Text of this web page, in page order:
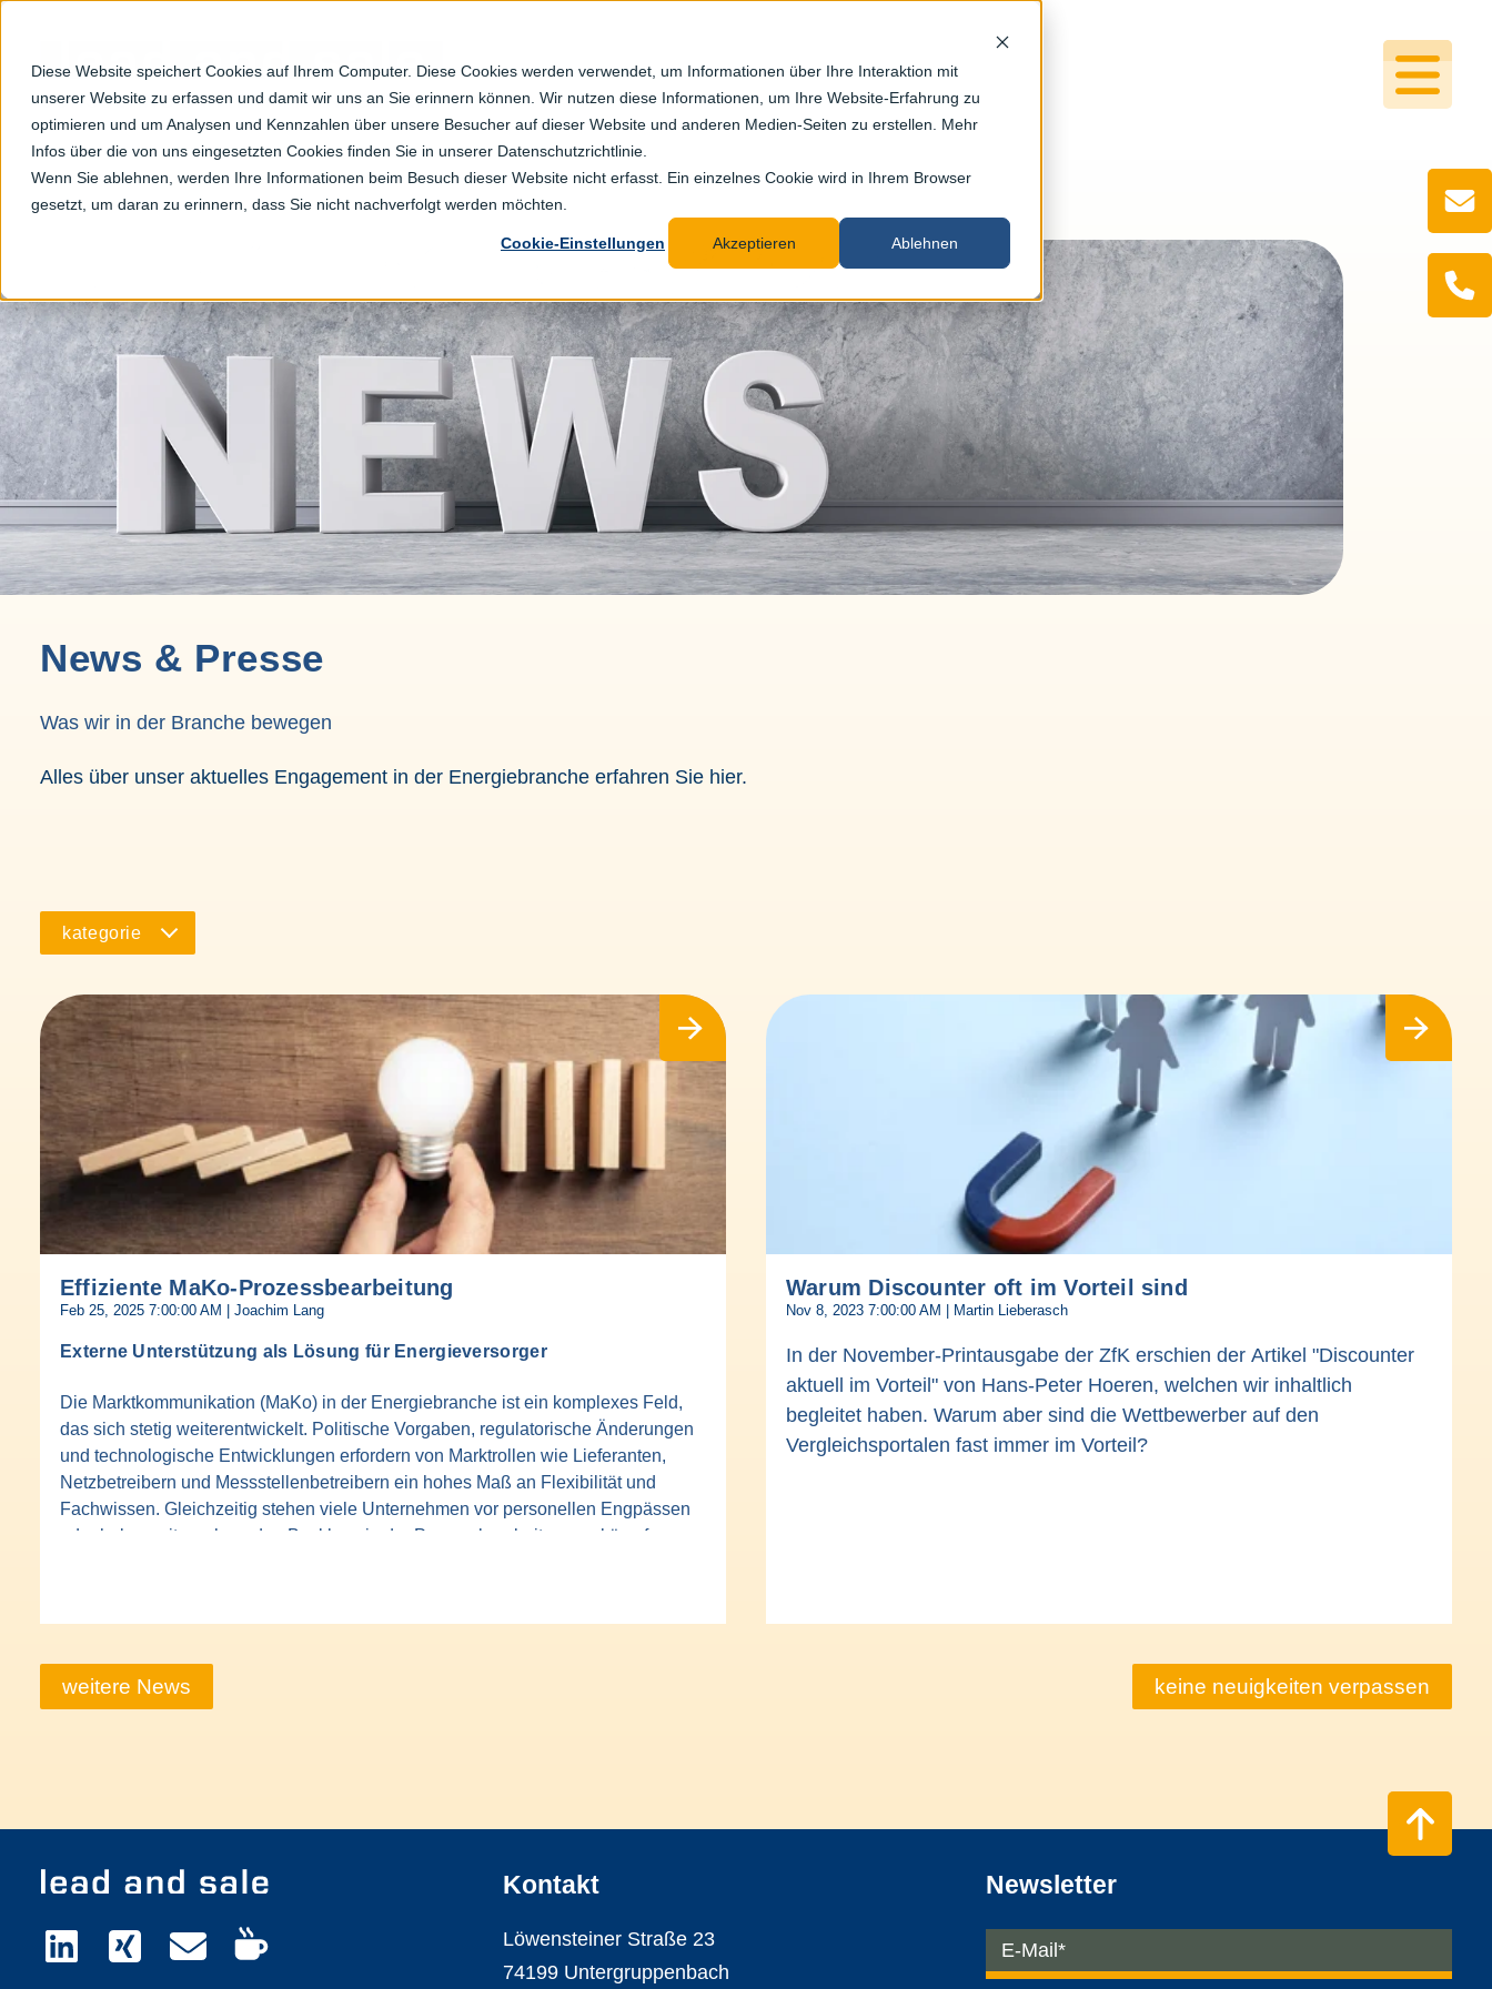
Diese Website speichert Cookies auf Ihrem Computer. Diese Cookies werden verwendet, um Informationen über Ihre Interaktion mit
unserer Website zu erfassen und damit wir uns an Sie erinnern können. Wir nutzen diese Informationen, um Ihre Website-Erfahrung zu
optimieren und um Analysen und Kennzahlen über unsere Besucher auf dieser Website und anderen Medien-Seiten zu erstellen. Mehr
Infos über die von uns eingesetzten Cookies finden Sie in unserer Datenschutzrichtlinie.
Wenn Sie ablehnen, werden Ihre Informationen beim Besuch dieser Website nicht erfasst. Ein einzelnes Cookie wird in Ihrem Browser
gesetzt, um daran zu erinnern, dass Sie nicht nachverfolgt werden möchten.
Cookie-Einstellungen Akzeptieren Ablehnen
Jetzt Newsletter abonnieren…
…und immer auf dem Laufenden bleiben!
Erhalten Sie jeden Monat interessante News aus der
Energiebranche und zu aktuellen Projekten, die auch Sie
interessieren werden.
News & Presse
Was wir in der Branche bewegen
Alles über unser aktuelles Engagement in der Energiebranche erfahren Sie hier.
kategorie
Effiziente MaKo-Prozessbearbeitung
Feb 25, 2025 7:00:00 AM | Joachim Lang
Externe Unterstützung als Lösung für Energieversorger
Die Marktkommunikation (MaKo) in der Energiebranche ist ein komplexes Feld,
das sich stetig weiterentwickelt. Politische Vorgaben, regulatorische Änderungen
und technologische Entwicklungen erfordern von Marktrollen wie Lieferanten,
Netzbetreibern und Messstellenbetreibern ein hohes Maß an Flexibilität und
Fachwissen. Gleichzeitig stehen viele Unternehmen vor personellen Engpässen
oder haben mit wachsenden Backlogs in der Prozessbearbeitung zu kämpfen.
Warum Discounter oft im Vorteil sind
Nov 8, 2023 7:00:00 AM | Martin Lieberasch
In der November-Printausgabe der ZfK erschien der Artikel "Discounter
aktuell im Vorteil" von Hans-Peter Hoeren, welchen wir inhaltlich
begleitet haben. Warum aber sind die Wettbewerber auf den
Vergleichsportalen fast immer im Vorteil?
weitere News keine neuigkeiten verpassen
Kontakt
Löwensteiner Straße 23
74199 Untergruppenbach
Newsletter